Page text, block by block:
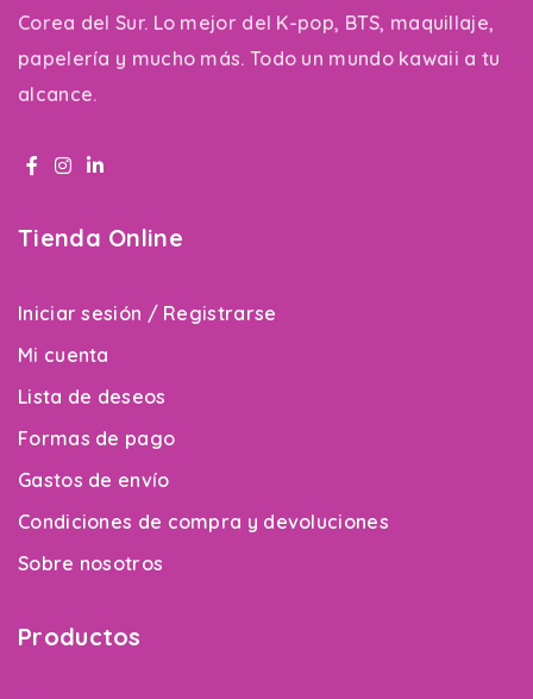
Corea del Sur. Lo mejor del K-pop, BTS, maquillaje,
papelería y mucho más. Todo un mundo kawaii a tu
alcance.
Tienda Online
Iniciar sesión / Registrarse
Mi cuenta
Lista de deseos
Formas de pago
Gastos de envío
Condiciones de compra y devoluciones
Sobre nosotros
Productos